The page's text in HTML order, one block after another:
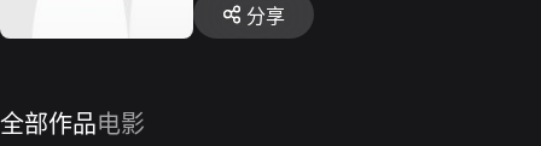
分享
全部作品电影